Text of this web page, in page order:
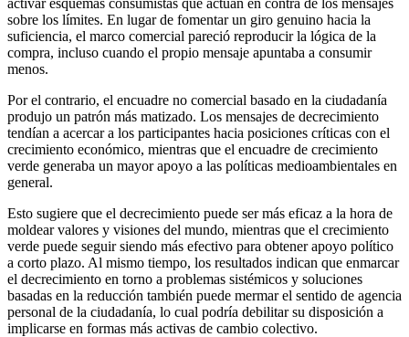
sobre los límites. En lugar de fomentar un giro genuino hacia la
suficiencia, el marco comercial pareció reproducir la lógica de la
compra, incluso cuando el propio mensaje apuntaba a consumir
menos.
Por el contrario, el encuadre no comercial basado en la ciudadanía
produjo un patrón más matizado. Los mensajes de decrecimiento
tendían a acercar a los participantes hacia posiciones críticas con el
crecimiento económico, mientras que el encuadre de crecimiento
verde generaba un mayor apoyo a las políticas medioambientales en
general.
Esto sugiere que el decrecimiento puede ser más eficaz a la hora de
moldear valores y visiones del mundo, mientras que el crecimiento
verde puede seguir siendo más efectivo para obtener apoyo político
a corto plazo. Al mismo tiempo, los resultados indican que enmarcar
el decrecimiento en torno a problemas sistémicos y soluciones
basadas en la reducción también puede mermar el sentido de agencia
personal de la ciudadanía, lo cual podría debilitar su disposición a
implicarse en formas más activas de cambio colectivo.